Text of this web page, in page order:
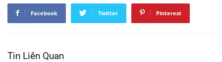
Facebook Twitter Pinterest
Tin Liên Quan